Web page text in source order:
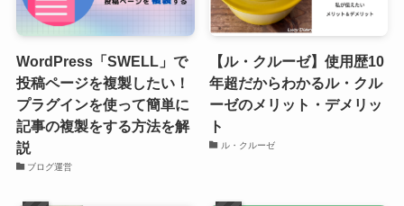
WordPress「SWELL」で
投稿ページを複製したい！
プラグインを使って簡単に
記事の複製をする方法を解
説
ブログ運営
【ル・クルーゼ】使用歴10
年超だからわかるル・クル
ーゼのメリット・デメリッ
ト
ル・クルーゼ